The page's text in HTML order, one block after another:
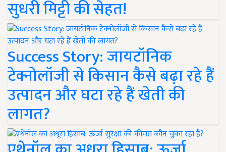
सुधरी मिट्टी की सेहत!
Success Story: जायटॉनिक
टेक्नोलॉजी से किसान कैसे बढ़ा रहे हैं
उत्पादन और घटा रहे हैं खेती की
लागत?